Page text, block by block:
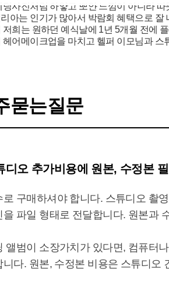
딩사진처럼 하얗고 뽀얀 느낌이 아니라
아는 인기가 많아서 박람회 혜택으로 잘
저희는 원하던 예식날에 1년 5개월 전에
헤어메이크업을 마치고 헬퍼 이모님과 스
포토폴리오를 보면서 꼭 찍고싶은 장 면
다 사진 찍는걸 좋아하는 편이 아니라 촬영
묻는질문
디오 추가비용에 원본, 수정본
로 구매하셔야 합니다. 스튜디오 촬
을 파일 형태로 전달합니다. 원본과
앨범이 소장가치가 있다면, 컴퓨터
니다. 원본, 수정본 비용은 스튜디오